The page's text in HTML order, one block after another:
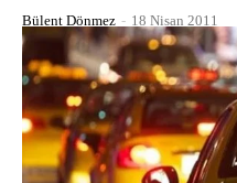
Bülent Dönmez - 18 Nisan 2011